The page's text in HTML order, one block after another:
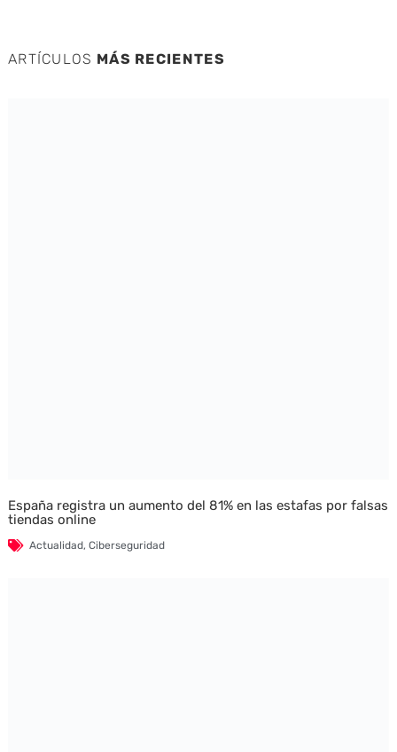
ARTÍCULOS MÁS RECIENTES
España registra un aumento del 81% en las estafas por falsas
tiendas online
Actualidad, Ciberseguridad